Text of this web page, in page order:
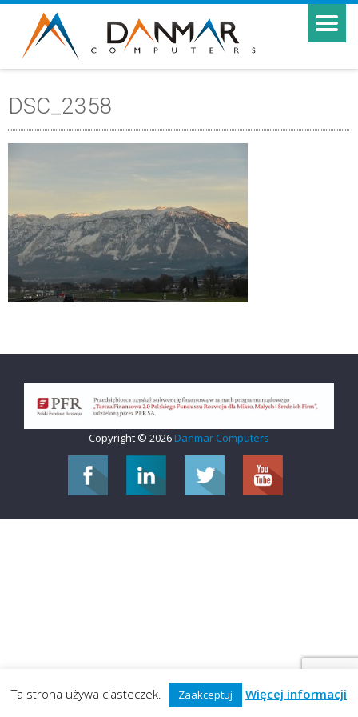
DSC_2358
Copyright © 2026 Danmar Computers
Ta strona używa ciasteczek. Zaakceptuj Więcej informacji